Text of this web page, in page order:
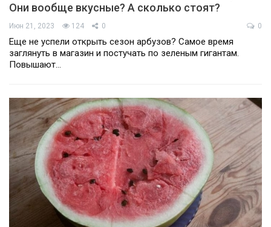
Они вообще вкусные? А сколько стоят?
Июн 21, 2023 124 0 0
Еще не успели открыть сезон арбузов? Самое время
заглянуть в магазин и постучать по зеленым гигантам.
Повышают…